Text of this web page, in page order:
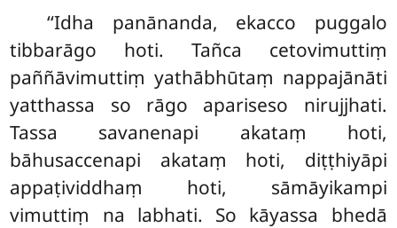
‘‘Idha panānanda, ekacco puggalo
tibbarāgo hoti. Tañca cetovimuttiṃ
paññāvimuttiṃ yathābhūtaṃ nappajānāti
yatthassa so rāgo apariseso nirujjhati.
Tassa savanenapi akataṃ hoti,
bāhusaccenapi akataṃ hoti, diṭṭhiyāpi
appaṭividdhaṃ hoti, sāmāyikampi
vimuttiṃ na labhati. So kāyassa bhedā